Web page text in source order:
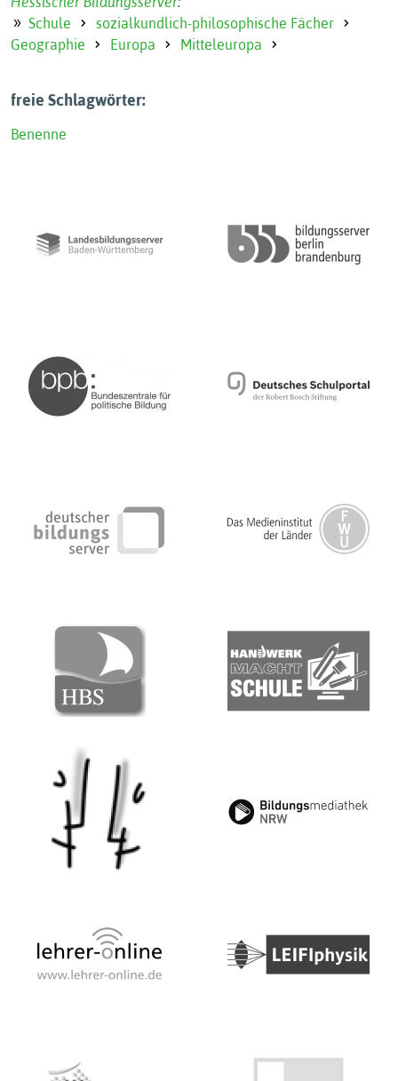
Schule
sozialkundlich-philosophische Fächer
Geographie
Europa Mitteleuropa
freie Schlagwörter:
Benenne